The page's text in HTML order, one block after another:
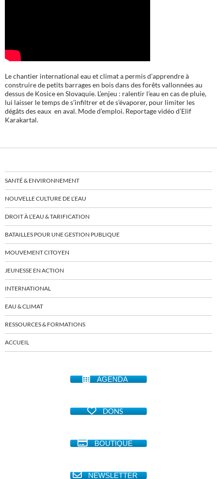
Le chantier international eau et climat a permis d’apprendre à
construire de petits barrages en bois dans des forêts vallonnées au
dessus de Kosice en Slovaquie. L’enjeu : ralentir l’eau en cas de pluie,
lui laisser le temps de s’infiltrer et de s’évaporer, pour limiter les
dégâts des eaux en aval. Mode d’emploi. Reportage vidéo d’Elif
Karakartal.
SANTÉ & ENVIRONNEMENT
NOUVELLE CULTURE DE L’EAU
DROIT À L’EAU & TARIFICATION
BATAILLES POUR UNE GESTION PUBLIQUE
MOUVEMENT CITOYEN
JEUNESSE EN ACTION
INTERNATIONAL
EAU & CLIMAT
RESSOURCES & FORMATIONS
ACCUEIL
AGENDA
DONS
BOUTIQUE
NEWSLETTER